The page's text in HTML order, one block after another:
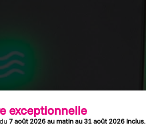
exceptionnelle
7 août 2026 au matin au 31 août 2026 inclus.